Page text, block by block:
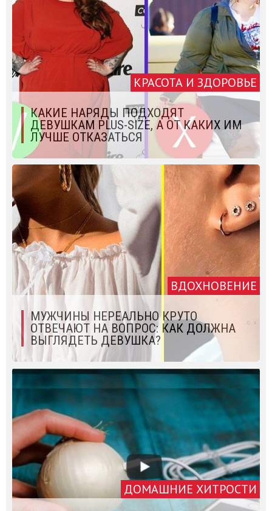
КРАСОТА И ЗДОРОВЬЕ
КАКИЕ НАРЯДЫ ПОДХОДЯТ
ДЕВУШКАМ PLUS-SIZE, А ОТ КАКИХ ИМ
ЛУЧШЕ ОТКАЗАТЬСЯ
ВДОХНОВЕНИЕ
МУЖЧИНЫ НЕРЕАЛЬНО КРУТО
ОТВЕЧАЮТ НА ВОПРОС: КАК ДОЛЖНА
ВЫГЛЯДЕТЬ ДЕВУШКА?
ДОМАШНИЕ ХИТРОСТИ